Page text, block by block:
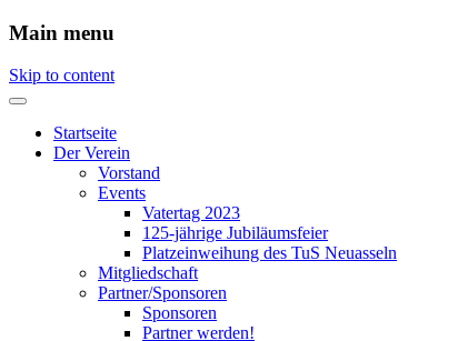
Main menu
Skip to content
Startseite
Der Verein
Vorstand
Events
Vatertag 2023
125-jährige Jubiläumsfeier
Platzeinweihung des TuS Neuasseln
Mitgliedschaft
Partner/Sponsoren
Sponsoren
Partner werden!